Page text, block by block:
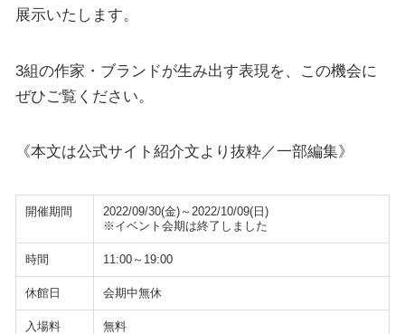
展示いたします。
3組の作家・ブランドが生み出す表現を、この機会に
ぜひご覧ください。
《本文は公式サイト紹介文より抜粋／一部編集》
開催期間
2022/09/30(金)～2022/10/09(日)
※イベント会期は終了しました
時間 11:00～19:00
休館日 会期中無休
入場料 無料